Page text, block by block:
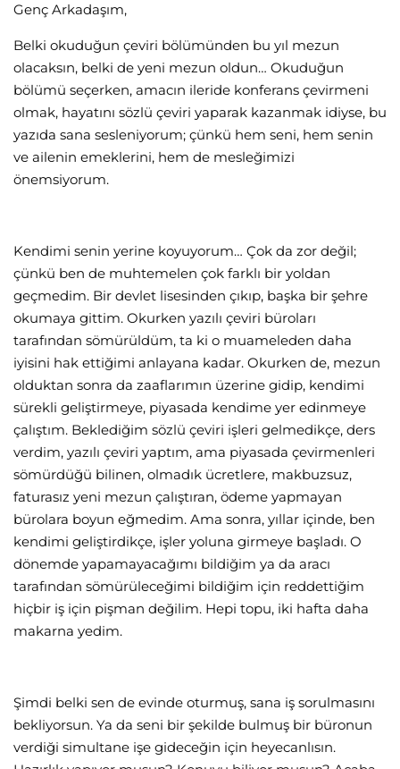
Genç Arkadaşım,
Belki okuduğun çeviri bölümünden bu yıl mezun
olacaksın, belki de yeni mezun oldun… Okuduğun
bölümü seçerken, amacın ileride konferans çevirmeni
olmak, hayatını sözlü çeviri yaparak kazanmak idiyse, bu
yazıda sana sesleniyorum; çünkü hem seni, hem senin
ve ailenin emeklerini, hem de mesleğimizi
önemsiyorum.
Kendimi senin yerine koyuyorum… Çok da zor değil;
çünkü ben de muhtemelen çok farklı bir yoldan
geçmedim. Bir devlet lisesinden çıkıp, başka bir şehre
okumaya gittim. Okurken yazılı çeviri büroları
tarafından sömürüldüm, ta ki o muameleden daha
iyisini hak ettiğimi anlayana kadar. Okurken de, mezun
olduktan sonra da zaaflarımın üzerine gidip, kendimi
sürekli geliştirmeye, piyasada kendime yer edinmeye
çalıştım. Beklediğim sözlü çeviri işleri gelmedikçe, ders
verdim, yazılı çeviri yaptım, ama piyasada çevirmenleri
sömürdüğü bilinen, olmadık ücretlere, makbuzsuz,
faturasız yeni mezun çalıştıran, ödeme yapmayan
bürolara boyun eğmedim. Ama sonra, yıllar içinde, ben
kendimi geliştirdikçe, işler yoluna girmeye başladı. O
dönemde yapamayacağımı bildiğim ya da aracı
tarafından sömürüleceğimi bildiğim için reddettiğim
hiçbir iş için pişman değilim. Hepi topu, iki hafta daha
makarna yedim.
Şimdi belki sen de evinde oturmuş, sana iş sorulmasını
bekliyorsun. Ya da seni bir şekilde bulmuş bir büronun
verdiği simultane işe gideceğin için heyecanlısın.